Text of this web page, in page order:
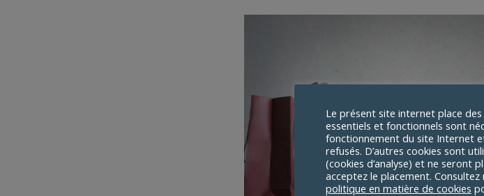
Le présent site internet place des
essentiels et fonctionnels sont
fonctionnement du site Internet
refusés. D’autres cookies sont
(cookies d’analyse) et ne seront
acceptez le placement. Consultez
politique en matière de cookies